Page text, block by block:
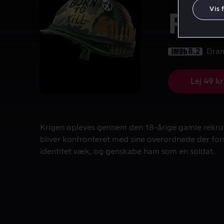
Full
8.2
Lej 49 kr
Krigen opleves gennem den 18-årige gamle
Krigen opleves gennem den 18-årige gamle
bliver konfronteret med sine overordnede der
identitet væk, og genskabe ham som en soldat.
Vis